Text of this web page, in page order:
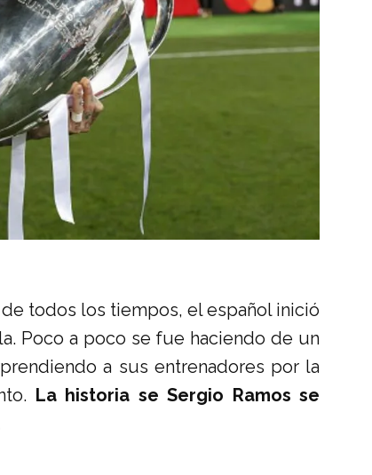
todos los tiempos, el español inició
Poco a poco se fue haciendo de un
a sus entrenadores por la
La historia se Sergio Ramos se